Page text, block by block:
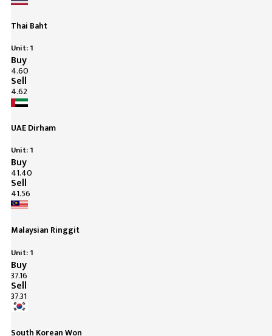
Thai Baht
Unit: 1
Buy
4.60
Sell
4.62
UAE Dirham
Unit: 1
Buy
41.40
Sell
41.56
Malaysian Ringgit
Unit: 1
Buy
37.16
Sell
37.31
South Korean Won